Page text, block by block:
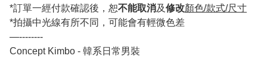
*訂單一經付款確認後，恕不能取消及修改顏色/款式/尺寸
*拍攝中光線有所不同，可能會有輕微色差
—--------
Concept Kimbo - 韓系日常男裝